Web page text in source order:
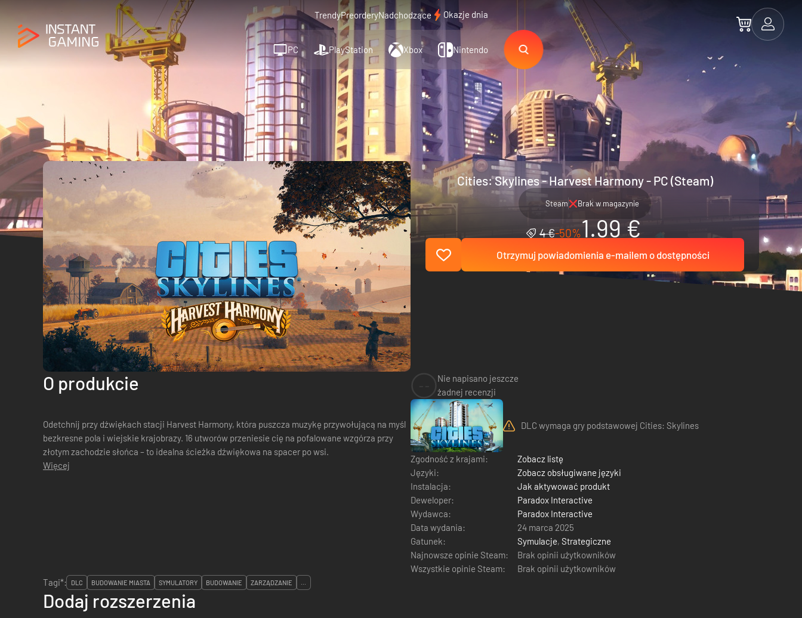
TrendyPreorderyNadchodzące Okazje dnia
PC PlayStation Xbox Nintendo
Cities: Skylines - Harvest Harmony - PC (Steam)
Steam Brak w magazynie
4 €-50%1.99 €
Otrzymuj powiadomienia e-mailem o dostępności
O produkcie
Odetchnij przy dźwiękach stacji Harvest Harmony, która puszcza muzykę przywołującą na myśl
bezkresne pola i wiejskie krajobrazy. 16 utworów przeniesie cię na pofalowane wzgórza przy
złotym zachodzie słońca – to idealna ścieżka dźwiękowa na spacer po wsi.
Więcej
Nie napisano jeszcze
żadnej recenzji
DLC wymaga gry podstawowej Cities: Skylines
Zgodność z krajami:
Zobacz listę
Języki:
Zobacz obsługiwane języki
Instalacja:
Jak aktywować produkt
Deweloper:
Paradox Interactive
Wydawca:
Paradox Interactive
Data wydania:
24 marca 2025
Gatunek:
Symulacje, Strategiczne
Najnowsze opinie Steam:
Brak opinii użytkowników
Wszystkie opinie Steam:
Brak opinii użytkowników
Tagi*:
DLC BUDOWANIE MIASTA SYMULATORY BUDOWANIE ZARZĄDZANIE ...
Dodaj rozszerzenia